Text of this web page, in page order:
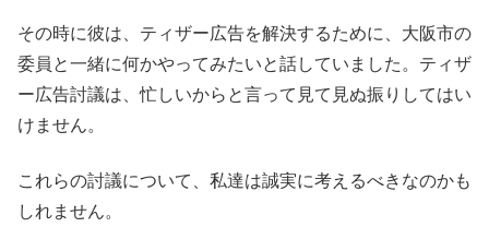
その時に彼は、ティザー広告を解決するために、大阪市の
委員と一緒に何かやってみたいと話していました。ティザ
ー広告討議は、忙しいからと言って見て見ぬ振りしてはい
けません。
これらの討議について、私達は誠実に考えるべきなのかも
しれません。